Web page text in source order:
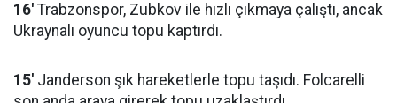
16' Trabzonspor, Zubkov ile hızlı çıkmaya çalıştı, ancak
Ukraynalı oyuncu topu kaptırdı.
15' Janderson şık hareketlerle topu taşıdı. Folcarelli